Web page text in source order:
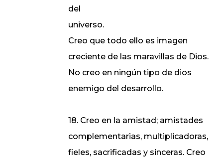
del
universo.
Creo que todo ello es imagen
creciente de las maravillas de Dios.
No creo en ningún tipo de dios
enemigo del desarrollo.
18. Creo en la amistad; amistades
complementarias, multiplicadoras,
fieles, sacrificadas y sinceras. Creo